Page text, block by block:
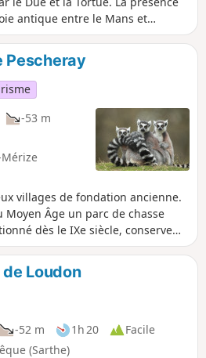
antique entre le Mans et
monnaie dès l’époque
soit d’un toponyme
», soit d’une étymologie
». Le centre bourg est riche
L’Église Saint-Georges, détruite
le village en 1680, porte les
Testu de Balincourt qui
Le blason de la commune est
Pescheray
-53 m
villages de fondation ancienne.
Moyen Âge un parc de chasse
dès le IXe siècle, conserve
romane.
Loudon
-52 m 1h 20
Facile
(Sarthe)